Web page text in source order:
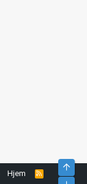
Hjem
R
S
Topp